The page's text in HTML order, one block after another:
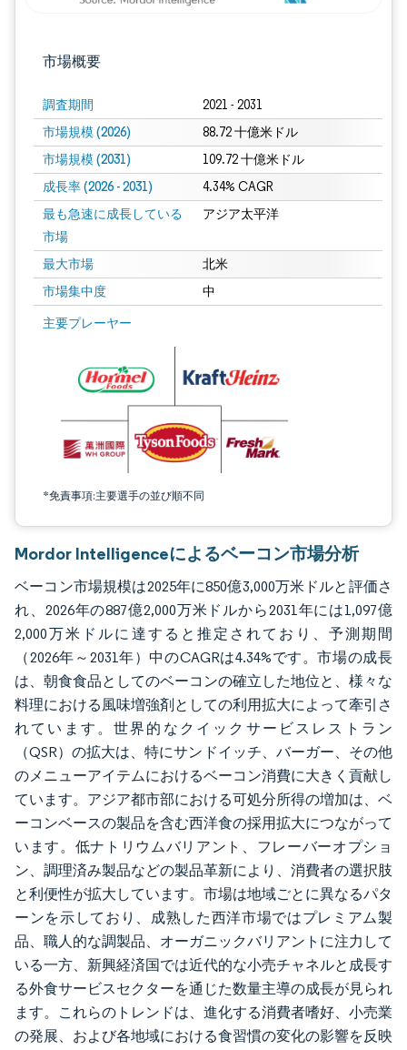
市場概要
調査期間 2021 - 2031
市場規模 (2026) 88.72 十億米ドル
市場規模 (2031) 109.72 十億米ドル
成長率 (2026 - 2031) 4.34% CAGR
最も急速に成長している
市場
アジア太平洋
最大市場 北米
市場集中度 中
主要プレーヤー
*免責事項:主要選手の並び順不同
画像 © Mordor Intelligence。再利用にはCC BY 4.0の表示が必要です。
Mordor Intelligenceによるベーコン市場分析
ベーコン市場規模は2025年に850億3,000万米ドルと評価さ
れ、2026年の887億2,000万米ドルから2031年には1,097億
2,000万米ドルに達すると推定されており、予測期間
（2026年～2031年）中のCAGRは4.34%です。市場の成長
は、朝食食品としてのベーコンの確立した地位と、様々な
料理における風味増強剤としての利用拡大によって牽引さ
れています。世界的なクイックサービスレストラン
（QSR）の拡大は、特にサンドイッチ、バーガー、その他
のメニューアイテムにおけるベーコン消費に大きく貢献し
ています。アジア都市部における可処分所得の増加は、ベ
ーコンベースの製品を含む西洋食の採用拡大につながって
います。低ナトリウムバリアント、フレーバーオプショ
ン、調理済み製品などの製品革新により、消費者の選択肢
と利便性が拡大しています。市場は地域ごとに異なるパタ
ーンを示しており、成熟した西洋市場ではプレミアム製
品、職人的な調製品、オーガニックバリアントに注力して
いる一方、新興経済国では近代的な小売チャネルと成長す
る外食サービスセクターを通じた数量主導の成長が見られ
ます。これらのトレンドは、進化する消費者嗜好、小売業
の発展、および各地域における食習慣の変化の影響を反映